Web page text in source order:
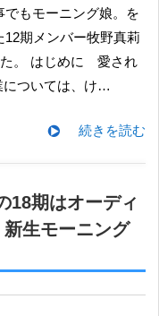
でもモーニング娘。を
12期メンバー牧野真莉
た。 はじめに 愛され
については、け…
続きを読む
18期はオーディ
生モーニング